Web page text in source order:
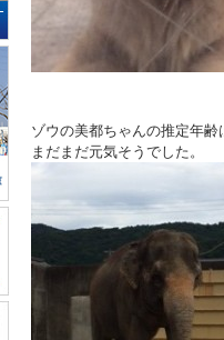
ゾウの美都ちゃんの推定年
まだまだ元気そうでした。